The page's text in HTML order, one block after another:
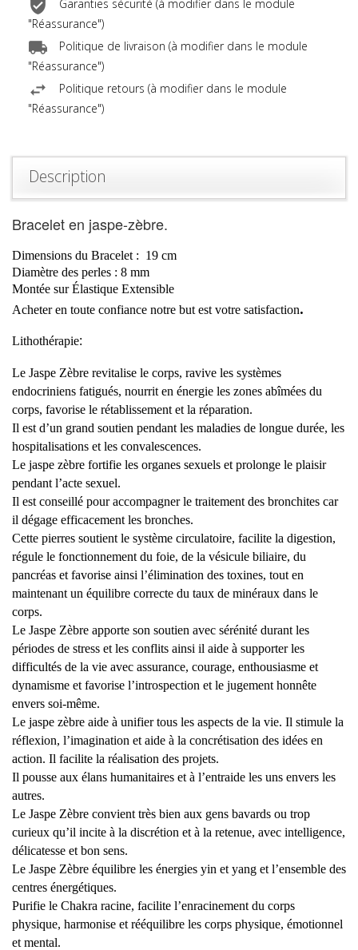
Garanties sécurité (à modifier dans le module
"Réassurance")
Politique de livraison (à modifier dans le module
"Réassurance")
Politique retours (à modifier dans le module
"Réassurance")
Description
Bracelet en jaspe-zèbre.
Dimensions du Bracelet : 19 cm
Diamètre des perles : 8 mm
Montée sur Élastique Extensible
Acheter en toute confiance notre but est votre satisfaction.
Lithothérapie:
Le Jaspe Zèbre revitalise le corps, ravive les systèmes
endocriniens fatigués, nourrit en énergie les zones abîmées du
corps, favorise le rétablissement et la réparation.
Il est d’un grand soutien pendant les maladies de longue durée, les
hospitalisations et les convalescences.
Le jaspe zèbre fortifie les organes sexuels et prolonge le plaisir
pendant l’acte sexuel.
Il est conseillé pour accompagner le traitement des bronchites car
il dégage efficacement les bronches.
Cette pierres soutient le système circulatoire, facilite la digestion,
régule le fonctionnement du foie, de la vésicule biliaire, du
pancréas et favorise ainsi l’élimination des toxines, tout en
maintenant un équilibre correcte du taux de minéraux dans le
corps.
Le Jaspe Zèbre apporte son soutien avec sérénité durant les
périodes de stress et les conflits ainsi il aide à supporter les
difficultés de la vie avec assurance, courage, enthousiasme et
dynamisme et favorise l’introspection et le jugement honnête
envers soi-même.
Le jaspe zèbre aide à unifier tous les aspects de la vie. Il stimule la
réflexion, l’imagination et aide à la concrétisation des idées en
action. Il facilite la réalisation des projets.
Il pousse aux élans humanitaires et à l’entraide les uns envers les
autres.
Le Jaspe Zèbre convient très bien aux gens bavards ou trop
curieux qu’il incite à la discrétion et à la retenue, avec intelligence,
délicatesse et bon sens.
Le Jaspe Zèbre équilibre les énergies yin et yang et l’ensemble des
centres énergétiques.
Purifie le Chakra racine, facilite l’enracinement du corps
physique, harmonise et rééquilibre les corps physique, émotionnel
et mental.